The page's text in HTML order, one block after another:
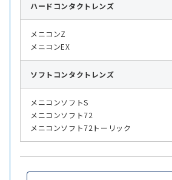
ハード コンタクトレンズ
メニコンZ
メニコンEX
ソフト コンタクトレンズ
メニコンソフトS
メニコンソフト72
メニコンソフト72トーリック